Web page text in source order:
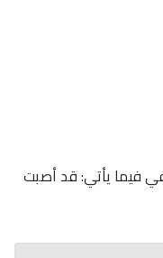
فيما يأتي: قد أصبت